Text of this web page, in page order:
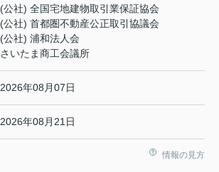
(公社) 全国宅地建物取引業保証協会
(公社) 首都圏不動産公正取引協議会
(公社) 浦和法人会
さいたま商工会議所
2026年08月07日
2026年08月21日
情報の見方